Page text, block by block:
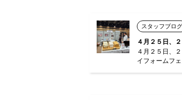
スタッフブログ
４月２５日、
イフォームフ